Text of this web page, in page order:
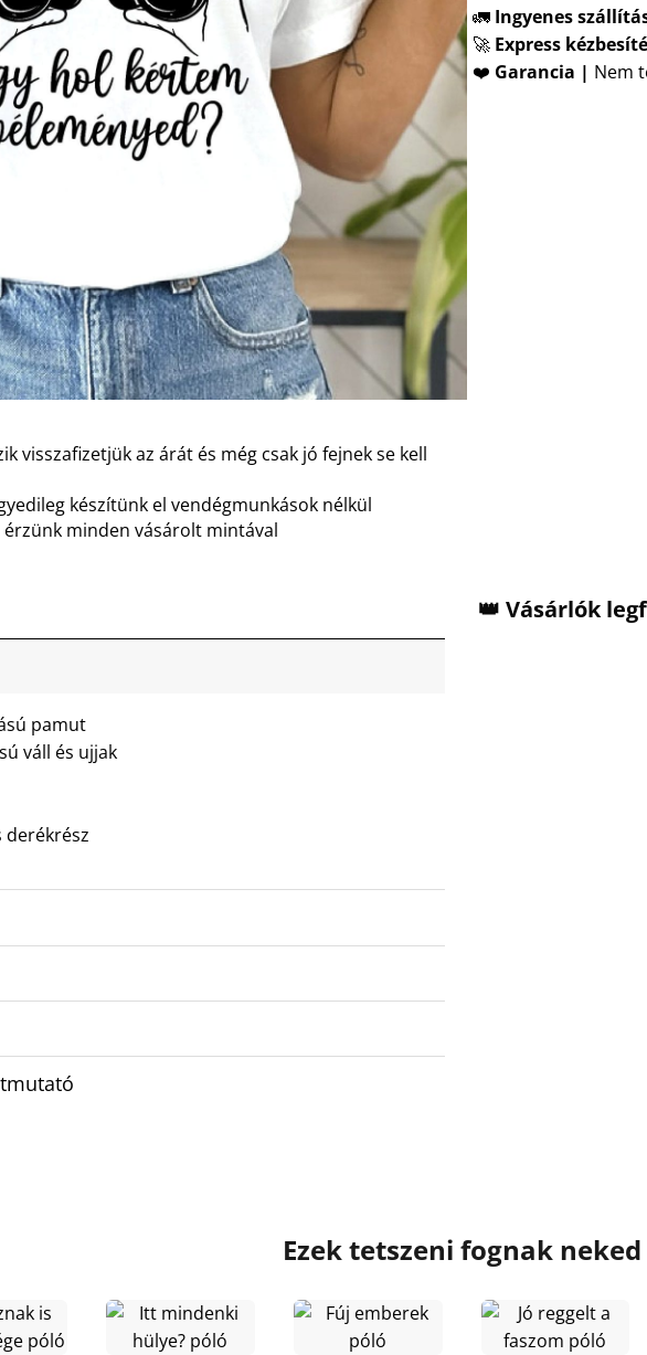
visszafizetjük az árát és még csak jó fejnek se kell
készítünk el vendégmunkások nélkül
minden vásárolt mintával
🚛 Ingyenes
🚀 Express
❤️ Garancia | Nem
pamut
váll és ujjak
derékrész
👑 Vásárlók
Ezek tetszeni fognak neked